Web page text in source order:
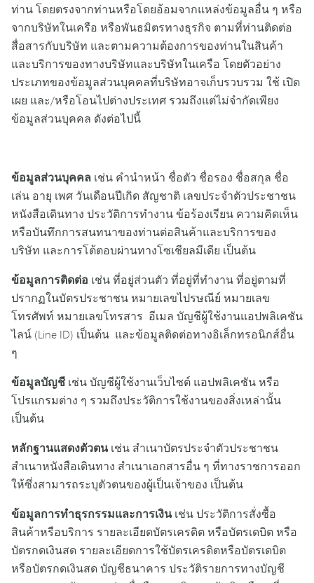
ท่าน โดยตรงจากท่านหรือโดยอ้อมจากแหล่งข้อมูลอื่น ๆ หรือ
จากบริษัทในเครือ หรือพันธมิตรทางธุรกิจ ตามที่ท่านติดต่อ
สื่อสารกับบริษัท และตามความต้องการของท่านในสินค้า
และบริการของทางบริษัทและบริษัทในเครือ โดยตัวอย่าง
ประเภทของข้อมูลส่วนบุคคลที่บริษัทอาจเก็บรวบรวม ใช้ เปิด
เผย และ/หรือโอนไปต่างประเทศ รวมถึงแต่ไม่จำกัดเพียง
ข้อมูลส่วนบุคคล ดังต่อไปนี้
ข้อมูลส่วนบุคคล เช่น คำนำหน้า ชื่อตัว ชื่อรอง ชื่อสกุล ชื่อ
เล่น อายุ เพศ วันเดือนปีเกิด สัญชาติ เลขประจำตัวประชาชน
หนังสือเดินทาง ประวัติการทำงาน ข้อร้องเรียน ความคิดเห็น
หรือบันทึกการสนทนาของท่านต่อสินค้าและบริการของ
บริษัท และการโต้ตอบผ่านทางโซเชียลมีเดีย เป็นต้น
ข้อมูลการติดต่อ เช่น ที่อยู่ส่วนตัว ที่อยู่ที่ทำงาน ที่อยู่ตามที่
ปรากฏในบัตรประชาชน หมายเลขไปรษณีย์ หมายเลข
โทรศัพท์ หมายเลขโทรสาร อีเมล บัญชีผู้ใช้งานแอปพลิเคชัน
ไลน์ (Line ID) เป็นต้น และข้อมูลติดต่อทางอิเล็กทรอนิกส์อื่น
ๆ
ข้อมูลบัญชี เช่น บัญชีผู้ใช้งานเว็บไซต์ แอปพลิเคชัน หรือ
โปรแกรมต่าง ๆ รวมถึงประวัติการใช้งานของสิ่งเหล่านั้น
เป็นต้น
หลักฐานแสดงตัวตนเช่น สำเนาบัตรประจำตัวประชาชน
สำเนาหนังสือเดินทาง สำเนาเอกสารอื่น ๆ ที่ทางราชการออก
ให้ซึ่งสามารถระบุตัวตนของผู้เป็นเจ้าของ เป็นต้น
ข้อมูลการทำธุรกรรมและการเงินเช่น ประวัติการสั่งซื้อ
สินค้าหรือบริการ รายละเอียดบัตรเครดิต หรือบัตรเดบิต หรือ
บัตรกดเงินสด รายละเอียดการใช้บัตรเครดิตหรือบัตรเดบิต
หรือบัตรกดเงินสด บัญชีธนาคาร ประวัติรายการทางบัญชี